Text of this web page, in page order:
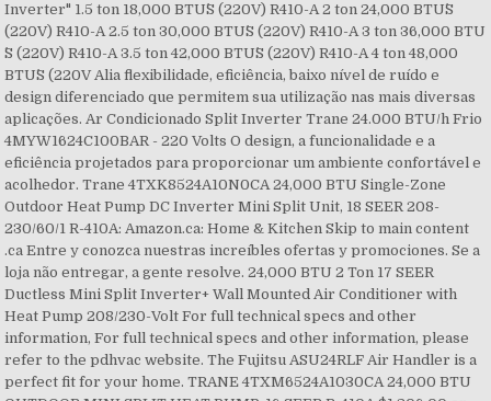
Inverter" 1.5 ton 18,000 BTU´S (220V) R410-A 2 ton 24,000 BTU´S
(220V) R410-A 2.5 ton 30,000 BTU´S (220V) R410-A 3 ton 36,000 BTU
´S (220V) R410-A 3.5 ton 42,000 BTU´S (220V) R410-A 4 ton 48,000
BTU´S (220V Alia flexibilidade, eficiência, baixo nível de ruído e
design diferenciado que permitem sua utilização nas mais diversas
aplicações. Ar Condicionado Split Inverter Trane 24.000 BTU/h Frio
4MYW1624C100BAR - 220 Volts O design, a funcionalidade e a
eficiência projetados para proporcionar um ambiente confortável e
acolhedor. Trane 4TXK8524A10N0CA 24,000 BTU Single-Zone
Outdoor Heat Pump DC Inverter Mini Split Unit, 18 SEER 208-
230/60/1 R-410A: Amazon.ca: Home & Kitchen Skip to main content
.ca Entre y conozca nuestras increíbles ofertas y promociones. Se a
loja não entregar, a gente resolve. 24,000 BTU 2 Ton 17 SEER
Ductless Mini Split Inverter+ Wall Mounted Air Conditioner with
Heat Pump 208/230-Volt For full technical specs and other
information, For full technical specs and other information, please
refer to the pdhvac website. The Fujitsu ASU24RLF Air Handler is a
perfect fit for your home. TRANE 4TXM6524A1030CA 24,000 BTU